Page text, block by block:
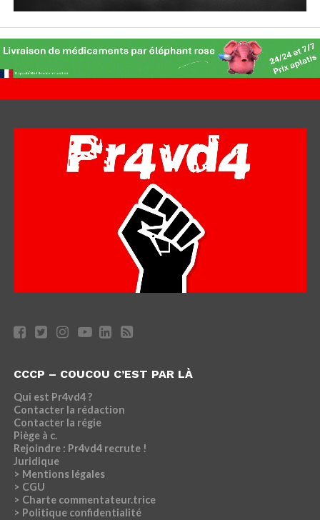
CCCP – COUCOU C’EST PAR LÀ
Qui est Pr4vd4 ?
Contacter la rédaction
Contacter la régie
Piège à c.
Rejoindre : Pr4vd4 recrute !
Juridique
> Mentions légales
> CGU
> Charte commentateur.trice
> Politique confidentialité